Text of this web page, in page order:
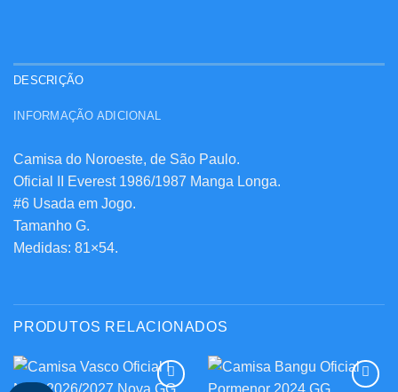
DESCRIÇÃO
INFORMAÇÃO ADICIONAL
Camisa do Noroeste, de São Paulo.
Oficial II Everest 1986/1987 Manga Longa.
#6 Usada em Jogo.
Tamanho G.
Medidas: 81×54.
PRODUTOS RELACIONADOS